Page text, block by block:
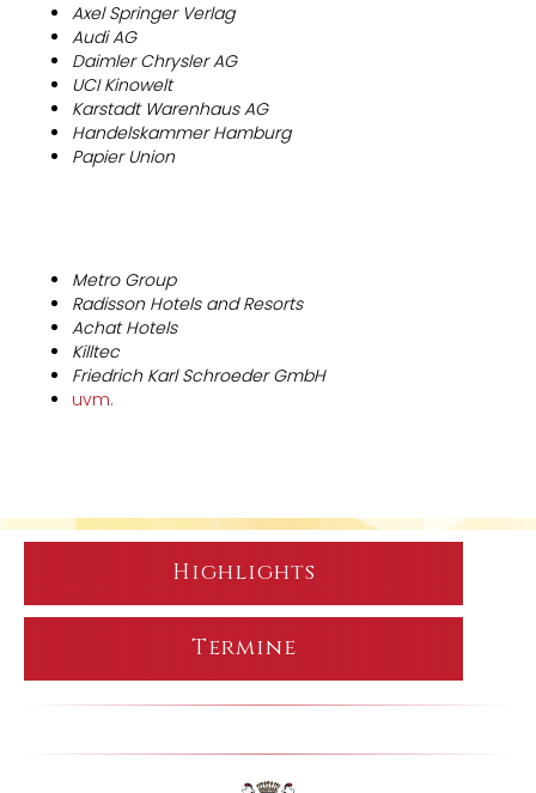
Axel Springer Verlag
Audi AG
Daimler Chrysler AG
UCI Kinowelt
Karstadt Warenhaus AG
Handelskammer Hamburg
Papier Union
Metro Group
Radisson Hotels and Resorts
Achat Hotels
Killtec
Friedrich Karl Schroeder GmbH
uvm.
Highlights
Termine